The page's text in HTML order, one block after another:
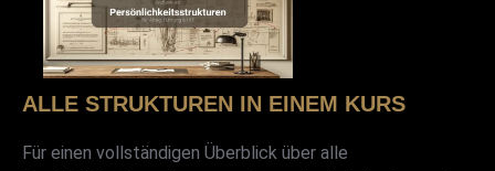
ALLE STRUKTUREN IN EINEM KURS
Für einen vollständigen Überblick über alle